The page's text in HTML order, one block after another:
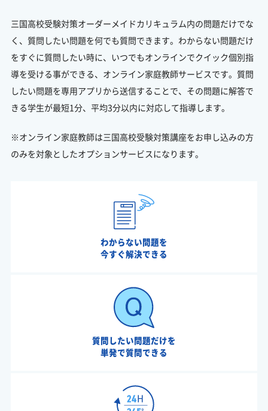
三国高校受験対策オーダーメイドカリキュラム内の問題だけでな
く、質問したい問題を何でも質問できます。わからない問題だけ
をすぐに質問したい時に、いつでもオンラインでクイック個別指
導を受ける事ができる、オンライン家庭教師サービスです。質問
したい問題を専用アプリから送信することで、その問題に解答で
きる学生が最短1分、平均3分以内に対応して指導します。
※オンライン家庭教師は三国高校受験対策講座をお申し込みの方
のみを対象としたオプションサービスになります。
わからない問題を
今すぐ解決できる
質問したい問題だけを
単発で質問できる